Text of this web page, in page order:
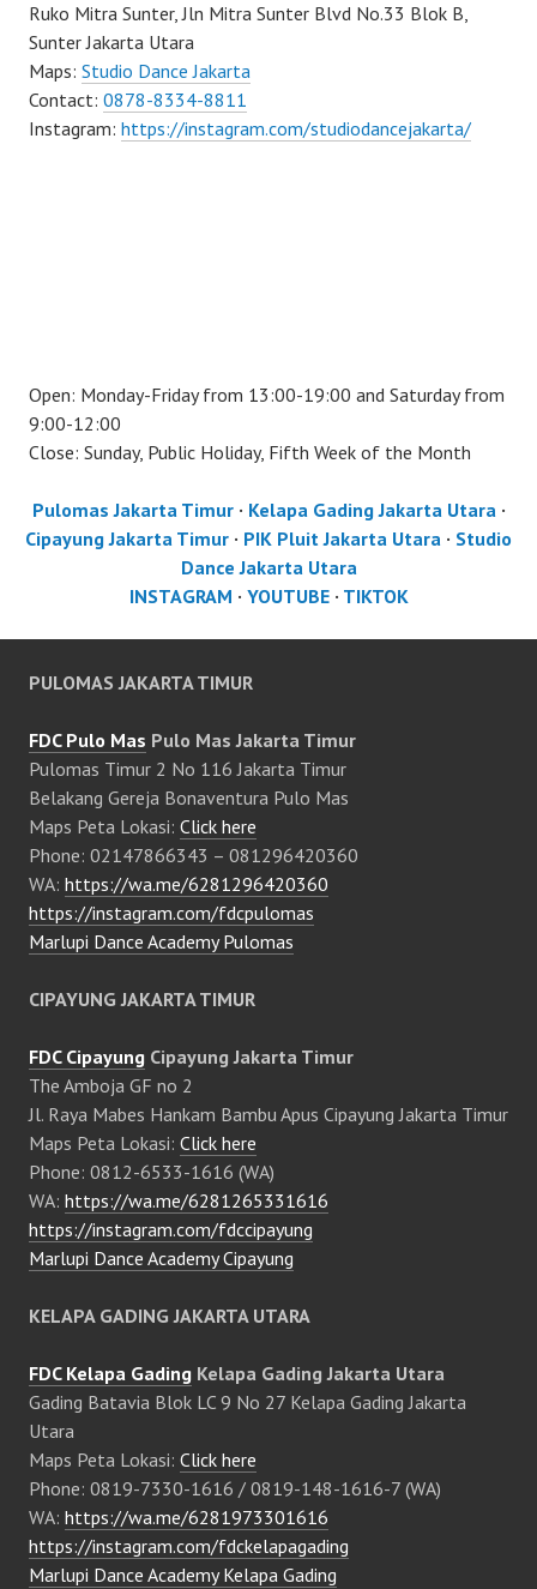
Ruko Mitra Sunter, Jln Mitra Sunter Blvd No.33 Blok B,
Sunter Jakarta Utara
Maps: Studio Dance Jakarta
Contact: 0878-8334-8811
Instagram: https://instagram.com/studiodancejakarta/
Open: Monday-Friday from 13:00-19:00 and Saturday from
9:00-12:00
Close: Sunday, Public Holiday, Fifth Week of the Month
Pulomas Jakarta Timur· Kelapa Gading Jakarta Utara·
Cipayung Jakarta Timur · PIK Pluit Jakarta Utara · Studio
Dance Jakarta Utara
INSTAGRAM · YOUTUBE· TIKTOK
PULOMAS JAKARTA TIMUR
FDC Pulo Mas Pulo Mas Jakarta Timur
Pulomas Timur 2 No 116 Jakarta Timur
Belakang Gereja Bonaventura Pulo Mas
Maps Peta Lokasi: Click here
Phone: 02147866343 – 081296420360
WA: https://wa.me/6281296420360
https://instagram.com/fdcpulomas
Marlupi Dance Academy Pulomas
CIPAYUNG JAKARTA TIMUR
FDC Cipayung Cipayung Jakarta Timur
The Amboja GF no 2
Jl. Raya Mabes Hankam Bambu Apus Cipayung Jakarta Timur
Maps Peta Lokasi: Click here
Phone: 0812-6533-1616 (WA)
WA: https://wa.me/6281265331616
https://instagram.com/fdccipayung
Marlupi Dance Academy Cipayung
KELAPA GADING JAKARTA UTARA
FDC Kelapa Gading Kelapa Gading Jakarta Utara
Gading Batavia Blok LC 9 No 27 Kelapa Gading Jakarta
Utara
Maps Peta Lokasi: Click here
Phone: 0819-7330-1616 / 0819-148-1616-7 (WA)
WA: https://wa.me/6281973301616
https://instagram.com/fdckelapagading
Marlupi Dance Academy Kelapa Gading